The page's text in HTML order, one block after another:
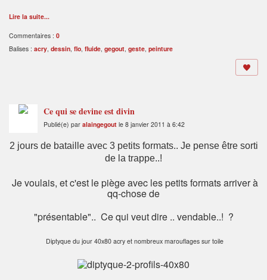
Lire la suite...
Commentaires : 0
Balises : acry, dessin, flo, fluide, gegout, geste, peinture
Ce qui se devine est divin
Publié(e) par alaingegout le 8 janvier 2011 à 6:42
2 jours de bataille avec 3 petits formats.. Je pense être sorti
de la trappe..!
Je voulais, et c'est le piège avec les petits formats arriver à
qq-chose de
"présentable".. Ce qui veut dire .. vendable..! ?
Diptyque du jour 40x80 acry et nombreux marouflages sur toile